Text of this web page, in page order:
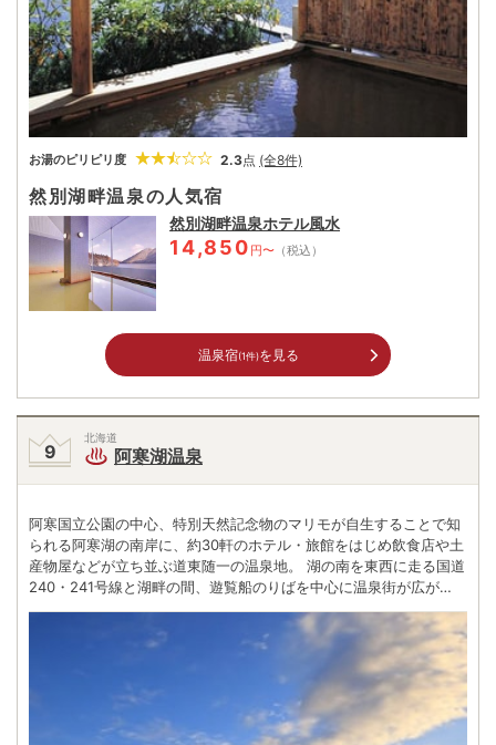
お湯のピリピリ度 2.3点 (全8件)
然別湖畔温泉の人気宿
然別湖畔温泉ホテル風水
14,850 円〜 （税込）
温泉宿(1件)を見る
北海道
阿寒湖温泉
阿寒国立公園の中心、特別天然記念物のマリモが自生することで知
られる阿寒湖の南岸に、約30軒のホテル・旅館をはじめ飲食店や土
産物屋などが立ち並ぶ道東随一の温泉地。 湖の南を東西に走る国道
240・241号線と湖畔の間、遊覧船のりばを中心に温泉街が広が
り、大半のホテル・旅館は湖に面しているため部屋や露天風呂など
から湖面や阿寒富士（雄阿寒岳）の美しい風景が一望できる。 周辺
は野生動物が暮らす大自然の宝庫。また温泉街に接して道内最大の
アイヌコタンがあり、北の大地に生きた民族の伝承文化を間近で見
ることができる。深い山間の地にもかかわらず毎年多くの湯客が訪
れるのは、名湯はもちろん周囲の大自然の魅力が大きく貢献してい
る。温泉街に散在する手湯や足湯も利用しながら、心身ともにリフ